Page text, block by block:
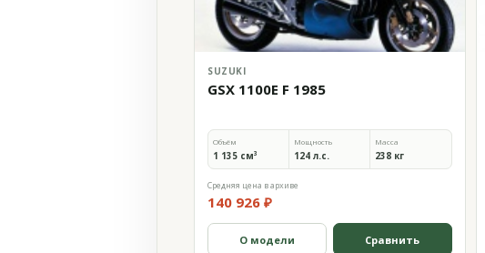
SUZUKI
GSX 1100E F 1985
Объём
1 135 см³
Мощность
124 л.с.
Масса
238 кг
Средняя цена в архиве
140 926 ₽
О модели Сравнить